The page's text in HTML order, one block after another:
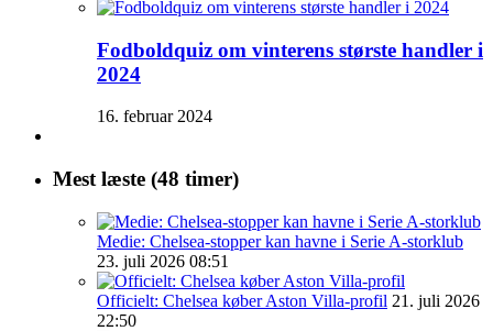
Fodboldquiz om vinterens største handler i
2024
16. februar 2024
Mest læste (48 timer)
Medie: Chelsea-stopper kan havne i Serie A-storklub
23. juli 2026 08:51
Officielt: Chelsea køber Aston Villa-profil 21. juli 2026
22:50